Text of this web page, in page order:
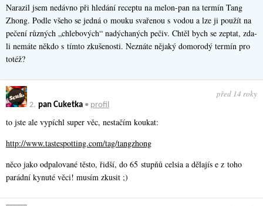
Narazil jsem nedávno při hledání receptu na melon-pan na termín Tang
Zhong. Podle všeho se jedná o mouku svařenou s vodou a lze ji použít na
pečení různých „chlebových“ nadýchaných pečiv. Chtěl bych se zeptat, zda-
li nemáte někdo s tímto zkušenosti. Neznáte nějaký domorodý termín pro
totéž?
2. pan Cuketka • profil
před 14 roky
to jste ale vypíchl super věc, nestačím koukat:
http://www.tastespotting.com/tag/tangzhong
něco jako odpalované těsto, řidší, do 65 stupňů celsia a dělajís e z toho
parádní kynuté věci! musím zkusit ;)